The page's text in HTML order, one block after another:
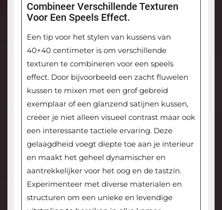
Combineer Verschillende Texturen
Voor Een Speels Effect.
Een tip voor het stylen van kussens van
40×40 centimeter is om verschillende
texturen te combineren voor een speels
effect. Door bijvoorbeeld een zacht fluwelen
kussen te mixen met een grof gebreid
exemplaar of een glanzend satijnen kussen,
creëer je niet alleen visueel contrast maar ook
een interessante tactiele ervaring. Deze
gelaagdheid voegt diepte toe aan je interieur
en maakt het geheel dynamischer en
aantrekkelijker voor het oog en de tastzin.
Experimenteer met diverse materialen en
structuren om een unieke en levendige